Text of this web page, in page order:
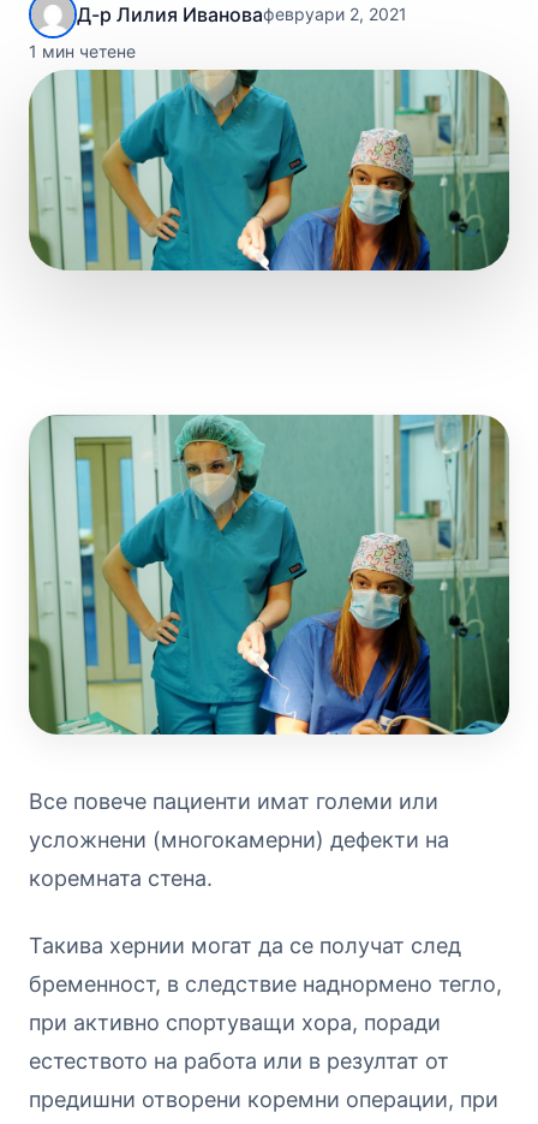
Д-р Лилия Ивановафевруари 2, 2021
1 мин четене
Все повече пациенти имат големи или
усложнени (многокамерни) дефекти на
коремната стена.
Такива хернии могат да се получат след
бременност, в следствие наднормено тегло,
при активно спортуващи хора, поради
естеството на работа или в резултат от
предишни отворени коремни операции, при